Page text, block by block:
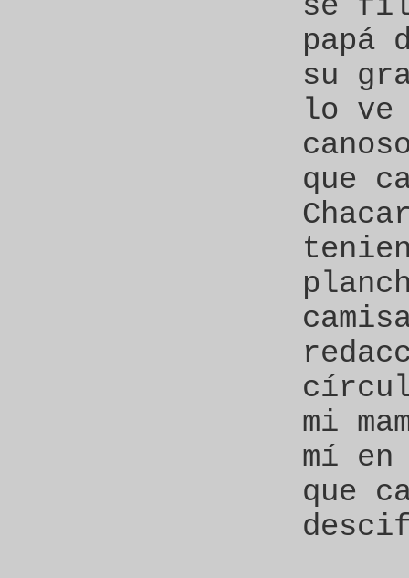
papá
su
lo ve
que
mi
mí
que